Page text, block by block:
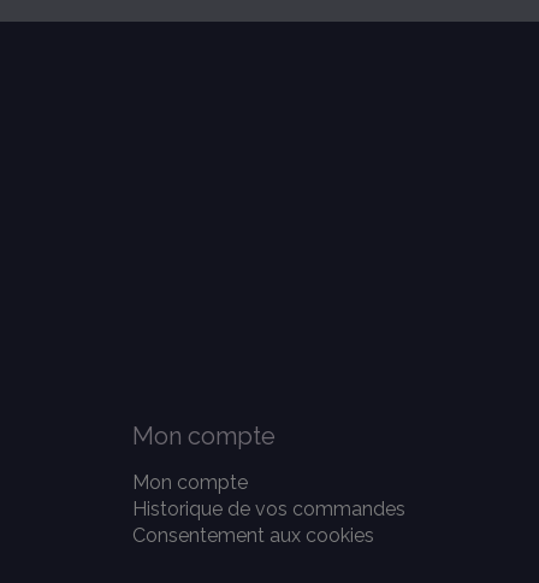
Mon compte
Mon compte
Historique de vos commandes
Consentement aux cookies